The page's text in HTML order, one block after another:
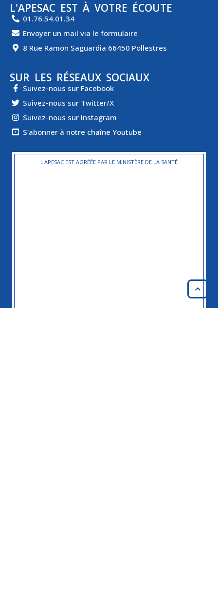
L'APESAC EST À VOTRE ÉCOUTE
01.76.54.01.34
Envoyer un mail via le formulaire
8 Rue Ramon Saguardia 66450 Pollestres
SUR LES RÉSEAUX SOCIAUX
Suivez-nous sur Facebook
Suivez-nous sur Twitter/X
Suivez-nous sur Instagram
S'abonner à notre chaîne Youtube
L'APESAC EST AGRÉÉE PAR LE MINISTÈRE DE LA SANTÉ